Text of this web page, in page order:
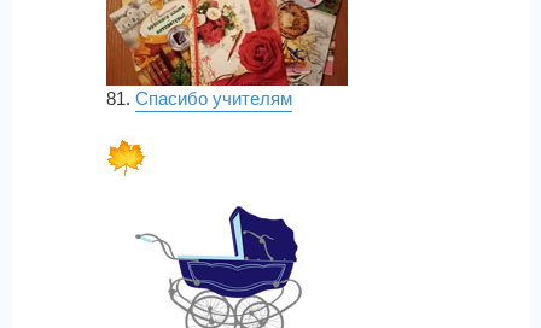
81. Спасибо учителям